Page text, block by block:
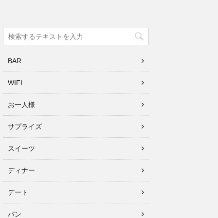
BAR
WIFI
お一人様
サプライズ
スイーツ
ディナー
デート
パン